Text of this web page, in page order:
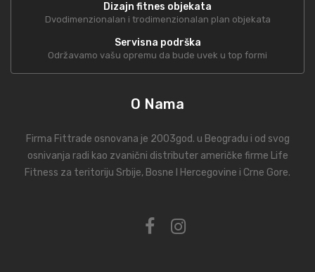
Dizajn fitnes objekata
Dvodimenzionalan i trodimenzionalan plan objekata
Servisna podrška
Održavamo vašu opremu da bude uvek u top formi
O Nama
Firma Fittrade osnovana je 2003god. u Beogradu i od svog
osnivanja radi kao zvanični distributer američke firme Life
Fitness za teritoriju Srbije, Bosne I Hercegovine i Crne Gore.